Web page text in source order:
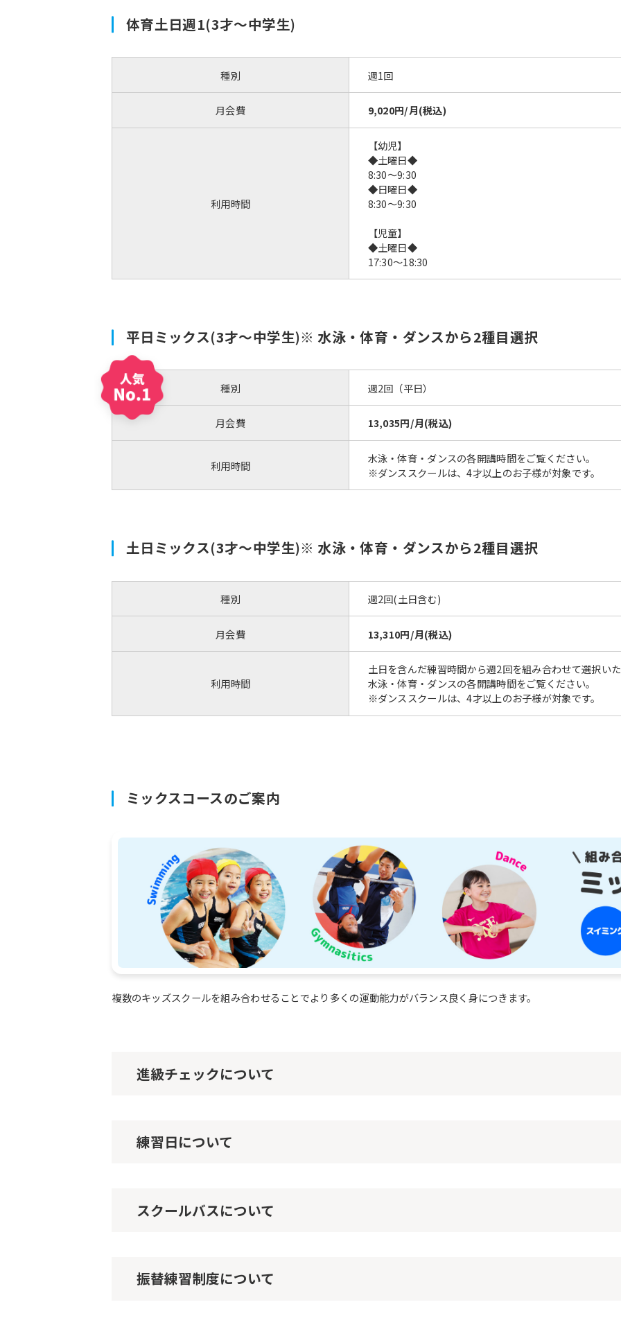
体育土日週1(3才～中学生)
種別 週1回
月会費 9,020円/月(税込)
利用時間
【幼児】
◆土曜日◆
8:30〜9:30
◆日曜日◆
8:30〜9:30
【児童】
◆土曜日◆
17:30〜18:30
平日ミックス(3才～中学生)※ 水泳・体育・ダンスから2種目選択
種別 週2回（平日）
月会費 13,035円/月(税込)
利用時間
水泳・体育・ダンスの各開講時間をご覧ください。
※ダンススクールは、4才以上のお子様が対象です。
土日ミックス(3才～中学生)※ 水泳・体育・ダンスから2種目選択
種別 週2回(土日含む)
月会費 13,310円/月(税込)
利用時間
土日を含んだ練習時間から週2回を組み合わせて選択いた
水泳・体育・ダンスの各開講時間をご覧ください。
※ダンススクールは、4才以上のお子様が対象です。
ミックスコースのご案内
複数のキッズスクールを組み合わせることでより多くの運動能力がバランス良く身につきます。
進級チェックについて
練習日について
スクールバスについて
振替練習制度について
For foreigners
automatically translated into
English. Click the link below (start
the top page.
However, if you use an automatic
translation service, the Japanese
version of this website will be
translated mechanically, so it may
The translation may differ from the
original content. We ask that you
fully understand this before using
Automatic translation start